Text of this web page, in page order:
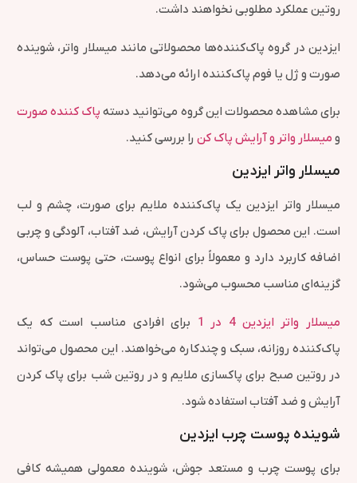
روتین عملکرد مطلوبی نخواهند داشت.
ایزدین در گروه پاک‌کننده‌ها محصولاتی مانند میسلار واتر، شوینده
صورت و ژل یا فوم پاک‌کننده ارائه می‌دهد.
برای مشاهده محصولات این گروه می‌توانید دسته پاک کننده صورت
و میسلار واتر و آرایش پاک کن را بررسی کنید.
میسلار واتر ایزدین
میسلار واتر ایزدین یک پاک‌کننده ملایم برای صورت، چشم و لب
است. این محصول برای پاک کردن آرایش، ضد آفتاب، آلودگی و چربی
اضافه کاربرد دارد و معمولاً برای انواع پوست، حتی پوست حساس،
گزینه‌ای مناسب محسوب می‌شود.
میسلار واتر ایزدین 4 در 1
برای افرادی مناسب است که یک
پاک‌کننده روزانه، سبک و چندکاره می‌خواهند. این محصول می‌تواند
در روتین صبح برای پاکسازی ملایم و در روتین شب برای پاک کردن
آرایش و ضد آفتاب استفاده شود.
شوینده پوست چرب ایزدین
برای پوست چرب و مستعد جوش، شوینده معمولی همیشه کافی